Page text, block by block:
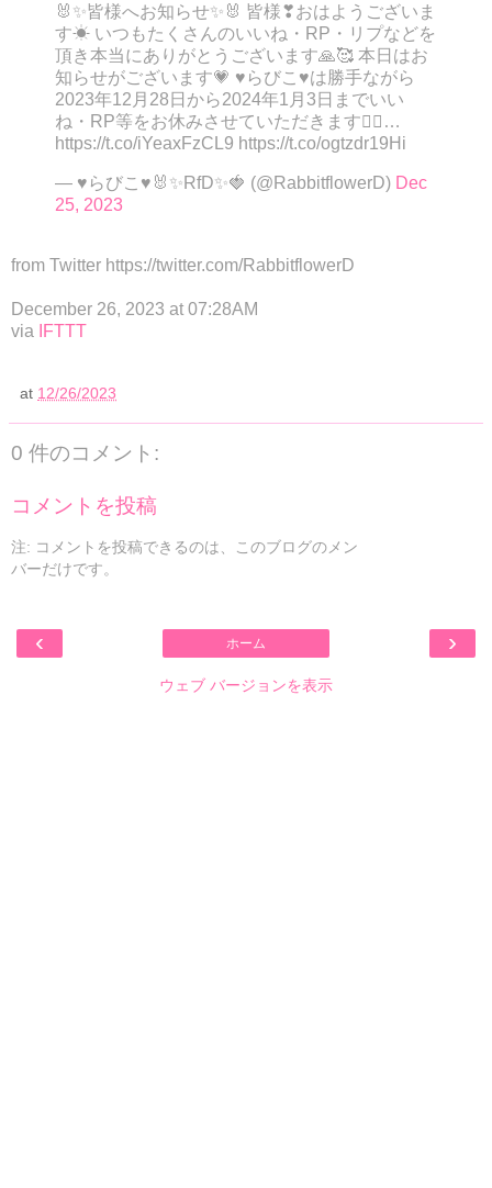
🐰✨皆様へお知らせ✨🐰 皆様❣おはようございま
す☀ いつもたくさんのいいね・RP・リプなどを
頂き本当にありがとうございます🙏🥰 本日はお
知らせがございます💗 ♥らびこ♥は勝手ながら
2023年12月28日から2024年1月3日までいい
ね・RP等をお休みさせていただきます🙇‍♀️…
https://t.co/iYeaxFzCL9 https://t.co/ogtzdr19Hi
— ♥らびこ♥🐰✨RfD✨🍓 (@RabbitflowerD) Dec
25, 2023
from Twitter https://twitter.com/RabbitflowerD
December 26, 2023 at 07:28AM
via IFTTT
at 12/26/2023
0 件のコメント:
コメントを投稿
注: コメントを投稿できるのは、このブログのメン
バーだけです。
‹ ›
ホーム
ウェブ バージョンを表示